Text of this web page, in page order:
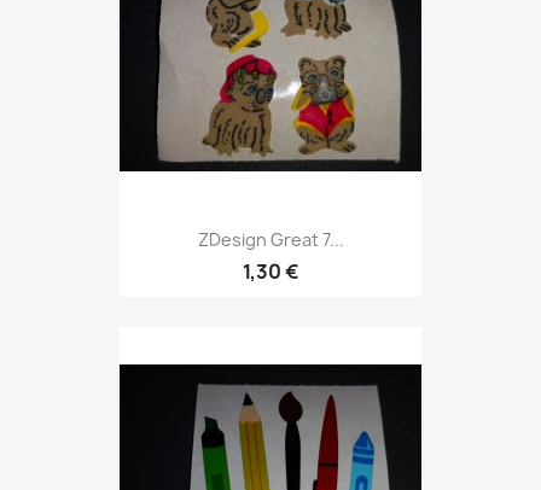
ZDesign Great 7...
1,30 €